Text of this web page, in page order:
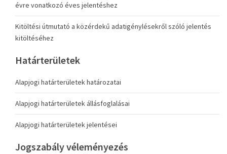
évre vonatkozó éves jelentéshez
Kitöltési útmutató a közérdekű adatigénylésekről szóló jelentés
kitöltéséhez
Határterületek
Alapjogi határterületek határozatai
Alapjogi határterületek állásfoglalásai
Alapjogi határterületek jelentései
Jogszabály véleményezés